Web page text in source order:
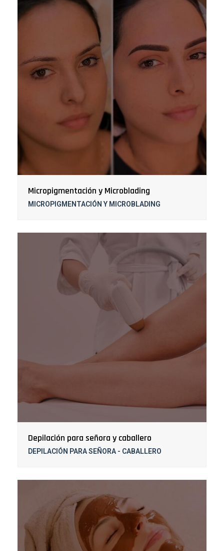
Micropigmentación y Microblading
MICROPIGMENTACIÓN Y MICROBLADING
Depilación para señora y caballero
DEPILACIÓN PARA SEÑORA - CABALLERO